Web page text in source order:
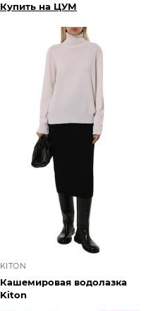
Купить на ЦУМ
KITON
Кашемировая водолазка
Kiton